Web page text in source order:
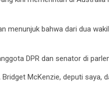
menunjuk bahwa dari dua
DPR dan senator di
McKenzie, deputi saya,